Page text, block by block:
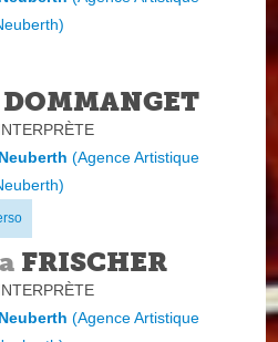
)
DOMMANGET
(Agence Artistique
)
FRISCHER
(Agence Artistique